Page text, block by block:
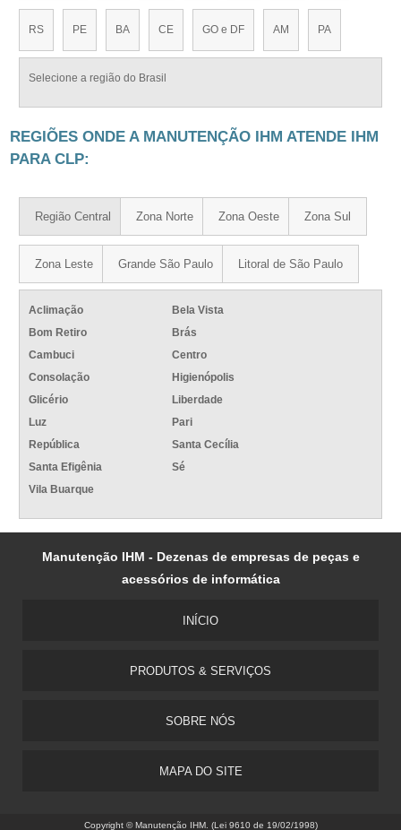
RS PE BA CE GO e DF AM PA
Selecione a região do Brasil
REGIÕES ONDE A MANUTENÇÃO IHM ATENDE IHM
PARA CLP:
Região Central Zona Norte Zona Oeste Zona Sul
Zona Leste Grande São Paulo Litoral de São Paulo
Aclimação
Bela Vista
Bom Retiro
Brás
Cambuci
Centro
Consolação
Higienópolis
Glicério
Liberdade
Luz
Pari
República
Santa Cecília
Santa Efigênia
Sé
Vila Buarque
Manutenção IHM - Dezenas de empresas de peças e
acessórios de informática
INÍCIO
PRODUTOS & SERVIÇOS
SOBRE NÓS
MAPA DO SITE
Copyright © Manutenção IHM. (Lei 9610 de 19/02/1998)